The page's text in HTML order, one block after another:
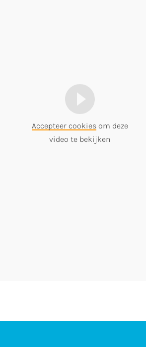
Accepteer cookies om deze
video te bekijken